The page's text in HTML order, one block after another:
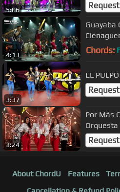
5:06
4:13
Guayaba
Domingo
Chords:
3:37
EL
3:24
Por Más
Orquesta
About ChordU Features